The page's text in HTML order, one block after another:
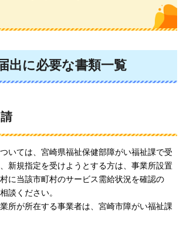
出に必要な書類一覧
いては、宮崎県福祉保健部障がい福祉課で受
新規指定を受けようとする方は、事業所設置
に当該市町村のサービス需給状況を確認の
談ください。
所が所在する事業者は、宮崎市障がい福祉課